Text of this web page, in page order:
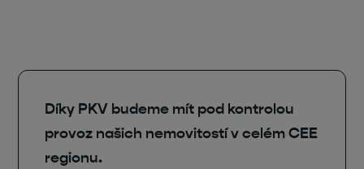
Díky PKV budeme mít pod kontrolou
provoz našich nemovitostí v celém CEE
regionu.